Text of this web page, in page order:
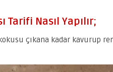
Tarifi Nasıl Yapılır;
çıkana kadar kavurup